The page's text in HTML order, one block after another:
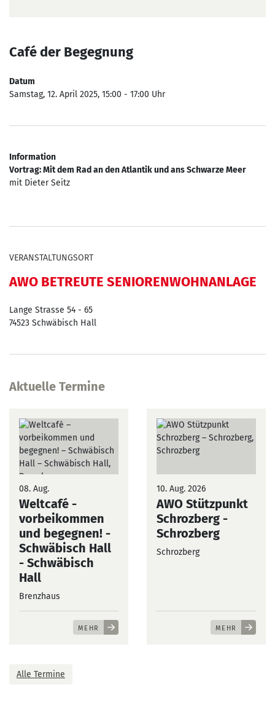
Café der Begegnung
Datum
Samstag, 12. April 2025, 15:00 - 17:00 Uhr
Information
Vortrag: Mit dem Rad an den Atlantik und ans Schwarze Meer
mit Dieter Seitz
VERANSTALTUNGSORT
AWO BETREUTE SENIORENWOHNANLAGE
Lange Strasse 54 - 65
74523 Schwäbisch Hall
Aktuelle Termine
08. Aug.
Weltcafé -
vorbeikommen
und begegnen! -
Schwäbisch Hall
- Schwäbisch
Hall
Brenzhaus
MEHR
10. Aug. 2026
AWO Stützpunkt
Schrozberg -
Schrozberg
Schrozberg
MEHR
Alle Termine